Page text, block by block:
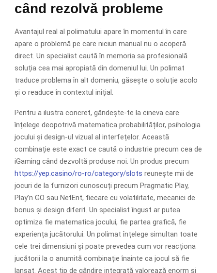
când rezolvă probleme
Avantajul real al polimatului apare în momentul în care
apare o problemă pe care niciun manual nu o acoperă
direct. Un specialist caută în memoria sa profesională
soluția cea mai apropiată din domeniul lui. Un polimat
traduce problema în alt domeniu, găsește o soluție acolo
și o readuce în contextul inițial.
Pentru a ilustra concret, gândește-te la cineva care
înțelege deopotrivă matematica probabilităților, psihologia
jocului și design-ul vizual al interfețelor. Această
combinație este exact ce caută o industrie precum cea de
iGaming când dezvoltă produse noi. Un produs precum
https://yep.casino/ro-ro/category/slots reunește mii de
jocuri de la furnizori cunoscuți precum Pragmatic Play,
Play’n GO sau NetEnt, fiecare cu volatilitate, mecanici de
bonus și design diferit. Un specialist îngust ar putea
optimiza fie matematica jocului, fie partea grafică, fie
experiența jucătorului. Un polimat înțelege simultan toate
cele trei dimensiuni și poate prevedea cum vor reacționa
jucătorii la o anumită combinație înainte ca jocul să fie
lansat. Acest tip de gândire integrată valorează enorm și